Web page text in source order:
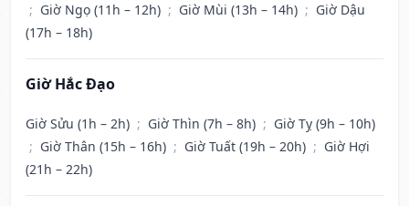
; Giờ Ngọ (11h – 12h) ; Giờ Mùi (13h – 14h) ; Giờ Dậu
(17h – 18h)
Giờ Hắc Đạo
Giờ Sửu (1h – 2h) ; Giờ Thìn (7h – 8h) ; Giờ Tỵ (9h – 10h)
; Giờ Thân (15h – 16h) ; Giờ Tuất (19h – 20h) ; Giờ Hợi
(21h – 22h)